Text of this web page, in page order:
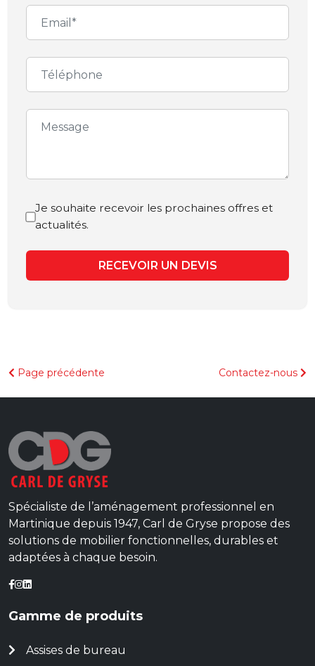
Je souhaite recevoir les prochaines offres et
actualités.
RECEVOIR UN DEVIS
Page précédente Contactez-nous
Spécialiste de l’aménagement professionnel en
Martinique depuis 1947, Carl de Gryse propose des
solutions de mobilier fonctionnelles, durables et
adaptées à chaque besoin.
Gamme de produits
Assises de bureau